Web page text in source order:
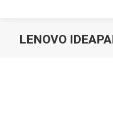
LENOVO